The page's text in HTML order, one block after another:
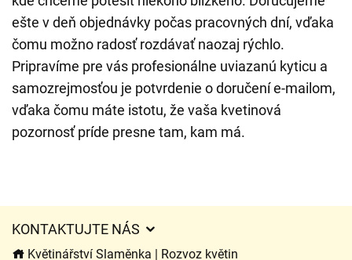
ešte v deň objednávky počas pracovných dní, vďaka
čomu možno radosť rozdávať naozaj rýchlo.
Pripravíme pre vás profesionálne uviazanú kyticu a
samozrejmosťou je potvrdenie o doručení e-mailom,
vďaka čomu máte istotu, že vaša kvetinová
pozornosť príde presne tam, kam má.
KONTAKTUJTE NÁS
Květinářství Slaměnka | Rozvoz květin